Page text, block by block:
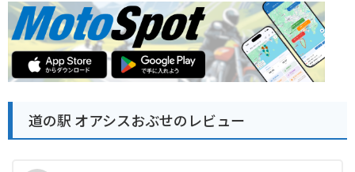
道の駅 オアシスおぶせのレビュー